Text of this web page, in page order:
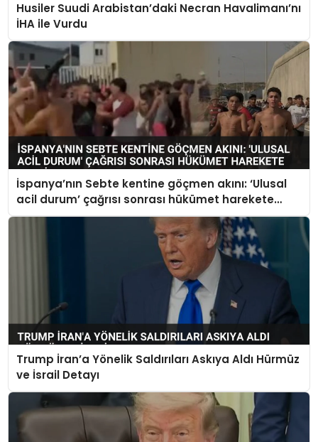
Husiler Suudi Arabistan’daki Necran Havalimanı’nı
İHA ile Vurdu
İspanya’nın Sebte kentine göçmen akını: ‘Ulusal
acil durum’ çağrısı sonrası hükümet harekete
geçti
Trump İran’a Yönelik Saldırıları Askıya Aldı Hürmüz
ve İsrail Detayı